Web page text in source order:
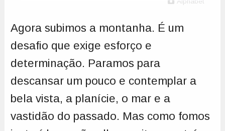
Agora subimos a montanha. É um
desafio que exige esforço e
determinação. Paramos para
descansar um pouco e contemplar a
bela vista, a planície, o mar e a
vastidão do passado. Mas como fomos